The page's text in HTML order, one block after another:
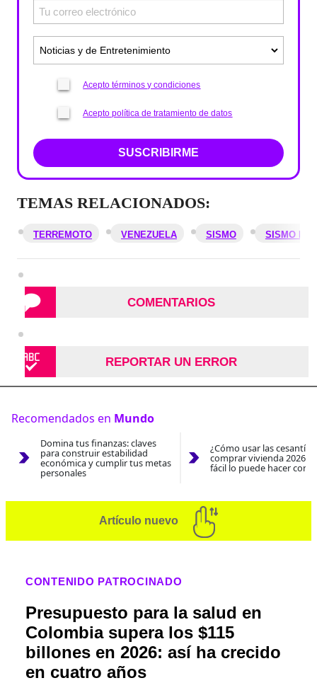
Acepto términos y condiciones
Acepto política de tratamiento de datos
SUSCRIBIRME
TEMAS RELACIONADOS:
TERREMOTO VENEZUELA SISMO SISMO EN
COMENTARIOS
REPORTAR UN ERROR
Recomendados en Mundo
Domina tus finanzas: claves
para construir estabilidad
económica y cumplir tus metas
personales
¿Cómo usar las
comprar vivienda 2026?
fácil lo puede hacer con
Artículo nuevo
CONTENIDO PATROCINADO
Presupuesto para la salud en
Colombia supera los $115
billones en 2026: así ha crecido
en cuatro años